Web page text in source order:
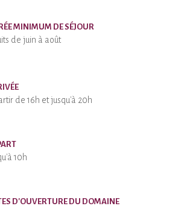
MINIMUM DE SÉJOUR
de juin à août
de 16h et jusqu'à 20h
10h
D'OUVERTURE DU DOMAINE